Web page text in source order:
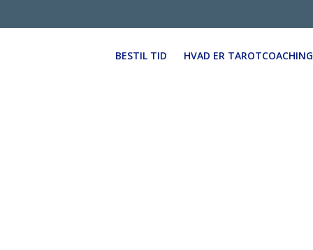
BESTIL TID HVAD ER TAROTCOACHING